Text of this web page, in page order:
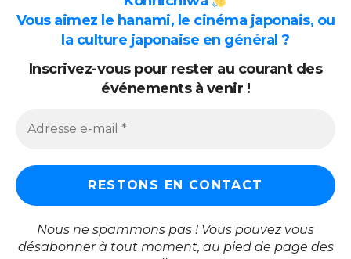
Vous aimez le hanami, le cinéma japonais, ou
la culture japonaise en général ?
Inscrivez-vous pour rester au courant des
événements à venir !
Nous ne spammons pas ! Vous pouvez vous
désabonner à tout moment, au pied de page des
Projets
Rentrée
ARCHIVES
Archives